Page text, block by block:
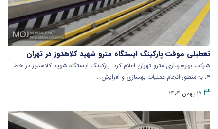
تعطیلی موقت پارکینگ ایستگاه مترو شهید کلاهدوز در تهران
​شرکت بهره‌برداری مترو تهران اعلام کرد: پارکینگ ایستگاه شهید کلاهدوز در خط
۴، به منظور انجام عملیات بهسازی و افزایش…
۱۷ بهمن ۱۴۰۴